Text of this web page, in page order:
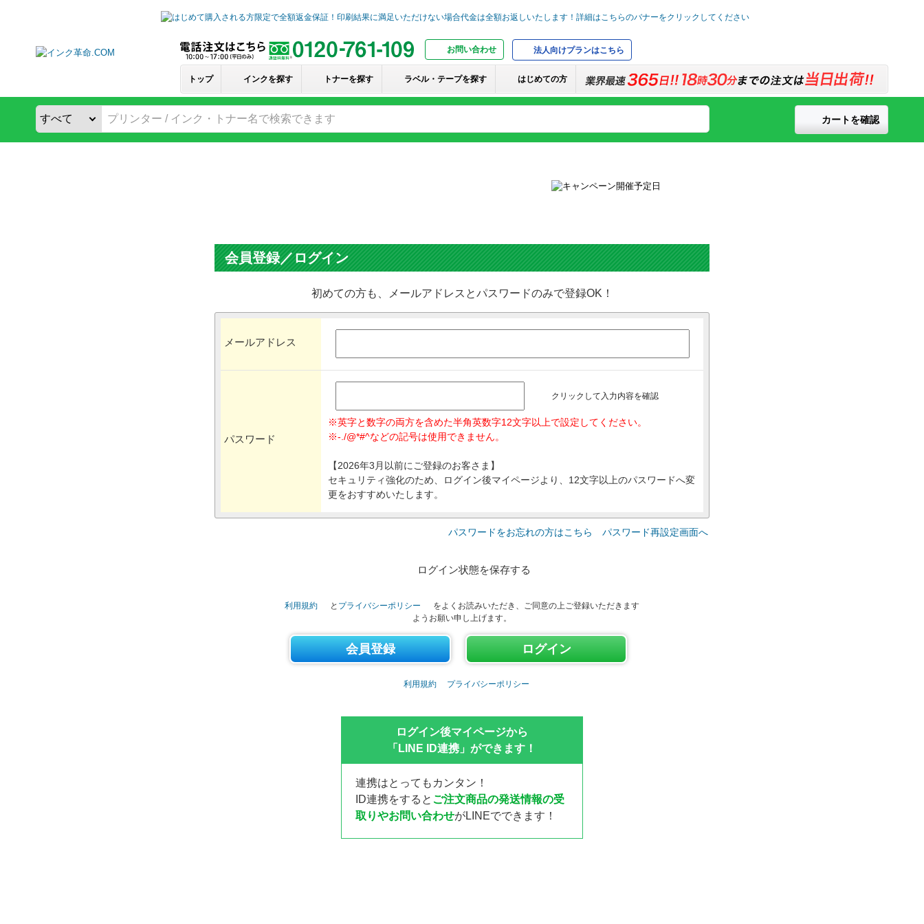
お問い合わせ 法人向けプランはこちら
トップ インクを探す トナーを探す ラベル・テープを探す はじめての方
カートを確認
会員登録／ログイン
初めての方も、メールアドレスとパスワードのみで登録OK！
メールアドレス
パスワード
クリックして入力内容を確認
※英字と数字の両方を含めた半角英数字12文字以上で設定してください。
※-./@*#^などの記号は使用できません。
【2026年3月以前にご登録のお客さま】
セキュリティ強化のため、ログイン後マイページより、12文字以上のパスワードへ変
更をおすすめいたします。
パスワードをお忘れの方はこちら パスワード再設定画面へ
ログイン状態を保存する
利用規約 と プライバシーポリシー
をよくお読みいただき、ご同意の上ご登録いただきます
ようお願い申し上げます。
利用規約 プライバシーポリシー
ログイン後マイページから
「LINE ID連携」ができます！
連携はとってもカンタン！
ID連携をすると ご注文商品の発送情報の受
取りやお問い合わせがLINEでできます！